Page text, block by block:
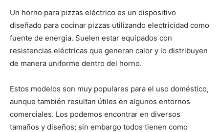
Un horno para pizzas eléctrico es un dispositivo
diseñado para cocinar pizzas utilizando electricidad como
fuente de energía. Suelen estar equipados con
resistencias eléctricas que generan calor y lo distribuyen
de manera uniforme dentro del horno.
Estos modelos son muy populares para el uso doméstico,
aunque también resultan útiles en algunos entornos
comerciales. Los podemos encontrar en diversos
tamaños y diseños; sin embargo todos tienen como